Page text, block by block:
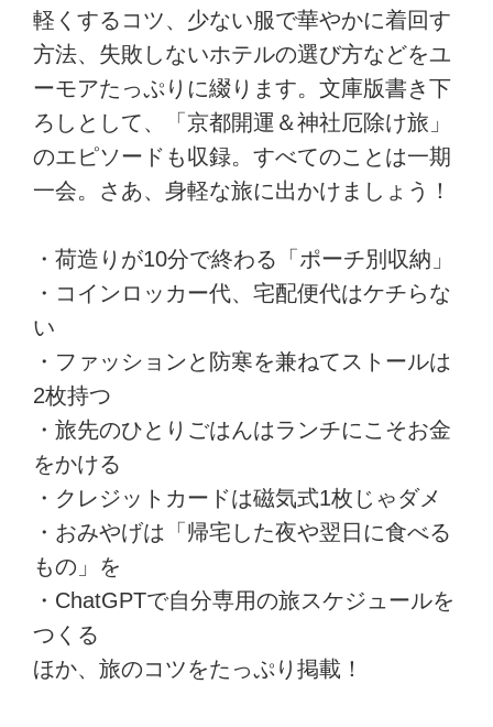
軽くするコツ、少ない服で華やかに着回す
方法、失敗しないホテルの選び方などをユ
ーモアたっぷりに綴ります。文庫版書き下
ろしとして、「京都開運＆神社厄除け旅」
のエピソードも収録。すべてのことは一期
一会。さあ、身軽な旅に出かけましょう！
・荷造りが10分で終わる「ポーチ別収納」
・コインロッカー代、宅配便代はケチらな
い
・ファッションと防寒を兼ねてストールは
2枚持つ
・旅先のひとりごはんはランチにこそお金
をかける
・クレジットカードは磁気式1枚じゃダメ
・おみやげは「帰宅した夜や翌日に食べる
もの」を
・ChatGPTで自分専用の旅スケジュールを
つくる
ほか、旅のコツをたっぷり掲載！